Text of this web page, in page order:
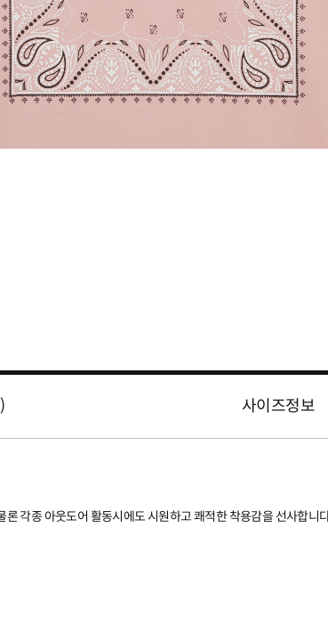
) 사이즈정보
각종 아웃도어 활동시에도 시원하고 쾌적한 착용감을 선사합니